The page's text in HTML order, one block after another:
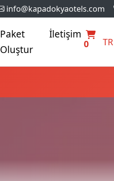
info@kapadokyaotels.com
Paket
Oluştur
İletişim
0 TR